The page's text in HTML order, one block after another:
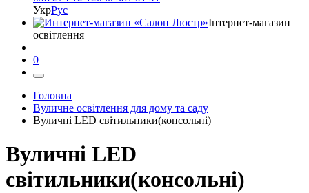
УкрРус
Інтернет-магазин
освітлення
0
Головна
Вуличне освітлення для дому та саду
Вуличні LED світильники(консольні)
Вуличні LED
світильники(консольні)